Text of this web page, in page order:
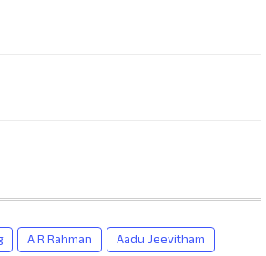
A R Rahman
Aadu Jeevitham